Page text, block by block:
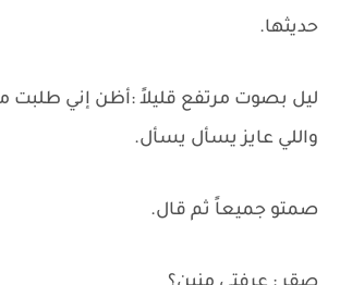
حديثها.
ليل بصوت مرتفع قليلاً :أظن إني طلبت
واللي عايز يسأل يسأل.
صمتو جميعاً ثم قال.